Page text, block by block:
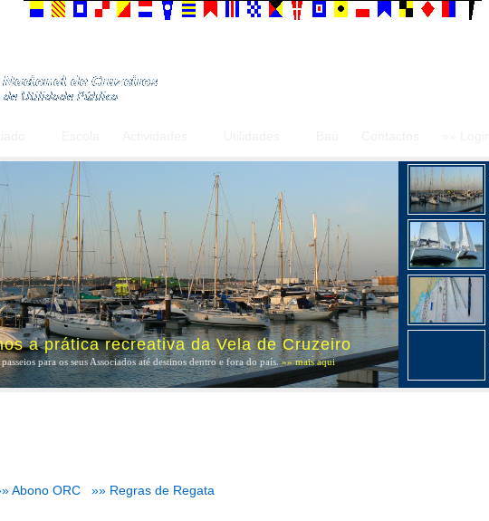
a prática recreativa da Vela de Cruzeiro
para os seus Associados até destinos dentro e fora do país.»» mais aqui
Abono ORC
»» Regras de Regata